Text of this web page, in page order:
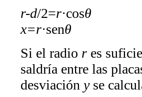
r-d/2=r·cosθ
x=r·senθ
Si el radio r es
saldría entre las
desviación yse